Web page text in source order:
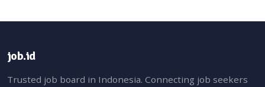
job.id
Trusted job board in Indonesia. Connecting job seekers